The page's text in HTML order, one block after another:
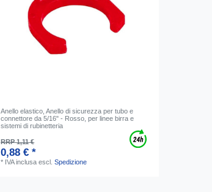
Anello elastico, Anello di sicurezza per tubo e
connettore da 5/16" - Rosso, per linee birra e
sistemi di rubinetteria
RRP 1,11 €
0,88 € *
* IVA inclusa escl.Spedizione